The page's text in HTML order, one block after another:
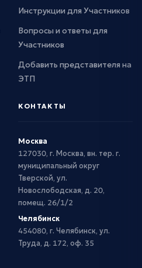
Инструкции для Участников
Вопросы и ответы для
Участников
Добавить представителя на
ЭТП
КОНТАКТЫ
Москва
127030, г. Москва, вн. тер. г.
муниципальный округ
Тверской, ул.
Новослободская, д. 20,
помещ. 26/1/2
Челябинск
454080, г. Челябинск, ул.
Труда, д. 172, оф. 35